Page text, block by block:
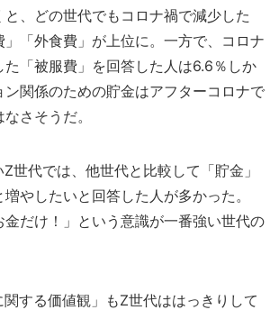
、どの世代でもコロナ禍で減少した
」「外食費」が上位に。一方で、コロナ
た「被服費」を回答した人は6.6％しか
ン関係のための貯金はアフターコロナで
さそうだ。
世代では、他世代と比較して「貯金」
やしたいと回答した人が多かった。
金だけ！」という意識が一番強い世代の
する価値観」もZ世代ははっきりして